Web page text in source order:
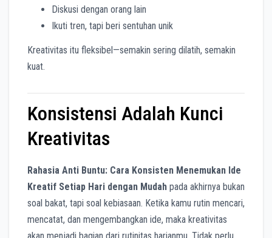
Diskusi dengan orang lain
Ikuti tren, tapi beri sentuhan unik
Kreativitas itu fleksibel—semakin sering dilatih, semakin
kuat.
Konsistensi Adalah Kunci
Kreativitas
Rahasia Anti Buntu: Cara Konsisten Menemukan Ide
Kreatif Setiap Hari dengan Mudah pada akhirnya bukan
soal bakat, tapi soal kebiasaan. Ketika kamu rutin mencari,
mencatat, dan mengembangkan ide, maka kreativitas